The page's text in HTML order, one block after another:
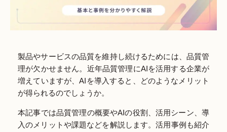
製品やサービスの品質を維持し続けるためには、品質管
理が欠かせません。近年品質管理にAIを活用する企業が
増えていますが、AIを導入すると、どのようなメリット
が得られるのでしょうか。
本記事では品質管理の概要やAIの役割、活用シーン、導
入のメリットや課題などを解説します。活用事例も紹介